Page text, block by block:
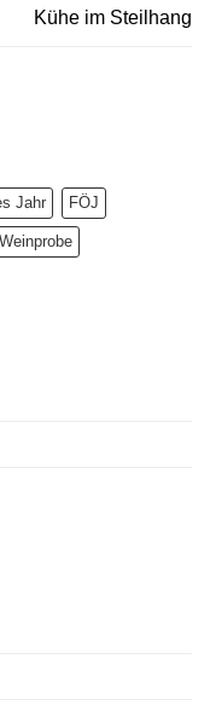
Kühe im Steilhang
Jahr FÖJ
Weinprobe